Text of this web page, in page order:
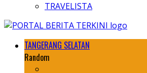
TRAVELISTA
TANGERANG SELATAN
Random